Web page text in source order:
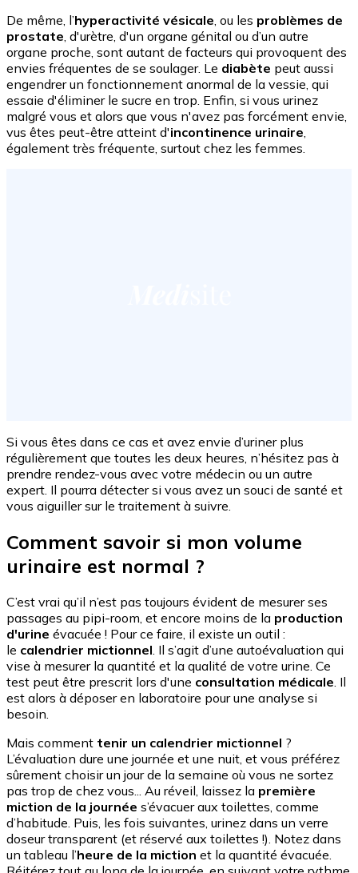
De même, l’hyperactivité vésicale , ou les problèmes de
prostate , d'urètre, d'un organe génital ou d’un autre
organe proche, sont autant de facteurs qui provoquent des
envies fréquentes de se soulager. Le diabète peut aussi
engendrer un fonctionnement anormal de la vessie, qui
essaie d'éliminer le sucre en trop. Enfin, si vous urinez
malgré vous et alors que vous n'avez pas forcément envie,
vus êtes peut-être atteint d'incontinence urinaire
également très fréquente, surtout chez les femmes.
Si vous êtes dans ce cas et avez envie d’uriner plus
régulièrement que toutes les deux heures, n’hésitez pas à
prendre rendez-vous avec votre médecin ou un autre
expert. Il pourra détecter si vous avez un souci de santé et
vous aiguiller sur le traitement à suivre.
Comment savoir si mon volume
urinaire est normal ?
C’est vrai qu’il n’est pas toujours évident de mesurer ses
passages au pipi-room, et encore moins de la production
d'urine évacuée ! Pour ce faire, il existe un outil :
le calendrier mictionnel . Il s’agit d’une autoévaluation qui
vise à mesurer la quantité et la qualité de votre urine. Ce
test peut être prescrit lors d'une consultation médicale . Il
est alors à déposer en laboratoire pour une analyse si
besoin.
Mais comment tenir un calendrier mictionnel ?
L’évaluation dure une journée et une nuit, et vous préférez
sûrement choisir un jour de la semaine où vous ne sortez
pas trop de chez vous... Au réveil, laissez la première
miction de la journée s’évacuer aux toilettes, comme
d’habitude. Puis, les fois suivantes, urinez dans un verre
doseur transparent (et réservé aux toilettes !). Notez dans
un tableau l’heure de la miction et la quantité évacuée.